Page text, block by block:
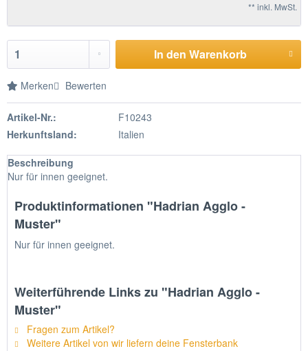
** inkl. MwSt.
In den Warenkorb
Merken Bewerten
Artikel-Nr.:
F10243
Herkunftsland:
Italien
Beschreibung
Nur für innen geeignet.
Produktinformationen "Hadrian Agglo -
Muster"
Nur für innen geeignet.
Weiterführende Links zu "Hadrian Agglo -
Muster"
Fragen zum Artikel?
Weitere Artikel von wir liefern deine Fensterbank